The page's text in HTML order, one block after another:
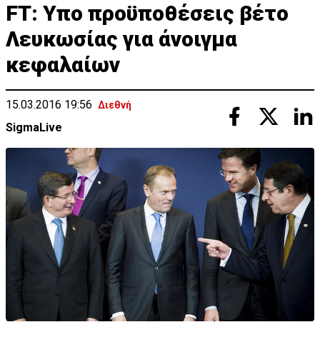
FT: Υπο προϋποθέσεις βέτο
Λευκωσίας για άνοιγμα
κεφαλαίων
15.03.2016 19:56 Διεθνή
SigmaLive